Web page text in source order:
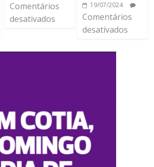
Comentários
desativados
19/07/2024
Comentários
desativados